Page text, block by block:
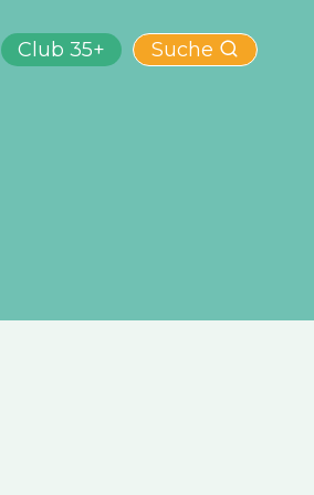
Club 35+ Suche